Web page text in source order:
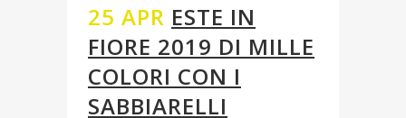
25 APR ESTE IN
FIORE 2019 DI MILLE
COLORI CON I
SABBIARELLI